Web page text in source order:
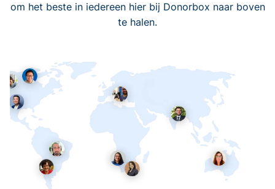
om het beste in iedereen hier bij Donorbox naar boven
te halen.